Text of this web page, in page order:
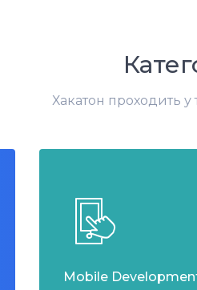
Хакатон проходить у
Mobile